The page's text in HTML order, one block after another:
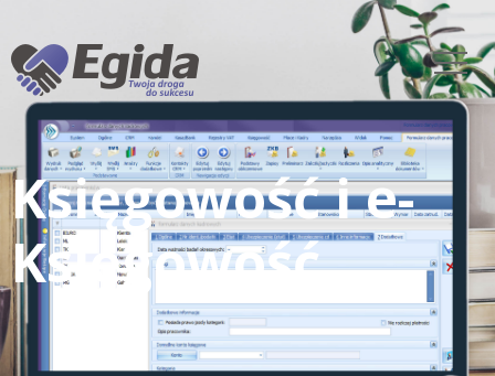
Księgowość i e-
Księgowość